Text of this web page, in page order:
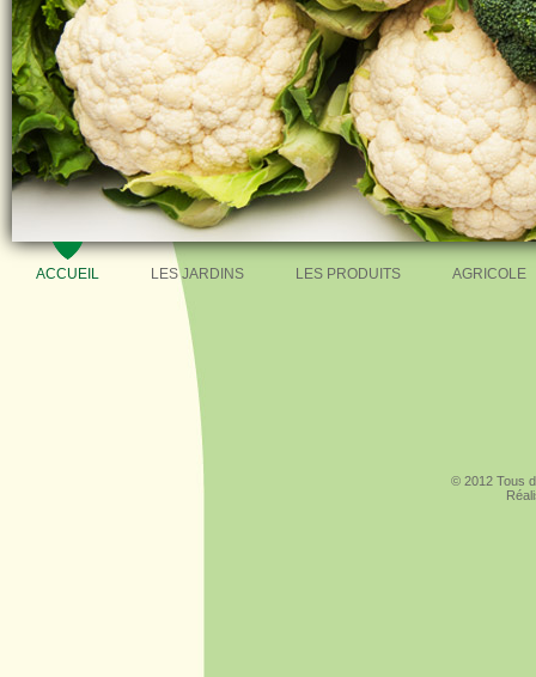
ACCUEIL LES JARDINS LES PRODUITS AGRICOLE
© 2012 Tous